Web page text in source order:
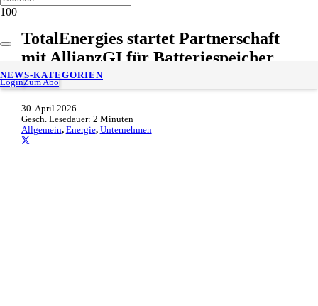
LoginZum Abo
NEWS-KATEGORIEN
TotalEnergies startet Partnerschaft
mit AllianzGI für Batteriespeicher
mit 800 MW in Deutschland
30. April 2026
Gesch. Lesedauer: 2 Minuten
Allgemein, Energie, Unternehmen